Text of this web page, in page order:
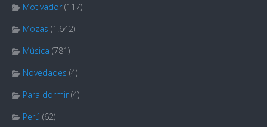
Motivador (117)
Mozas (1.642)
Música (781)
Novedades (4)
Para dormir (4)
Perú (62)